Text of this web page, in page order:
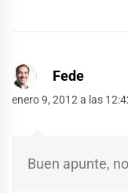
Fede
enero 9, 2012 a las
Buen apunte,